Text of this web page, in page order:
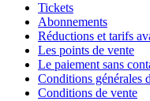
Tickets
Abonnements
Réductions et tarifs
Les points de vente
Le paiement sans
Conditions générales
Conditions de vente